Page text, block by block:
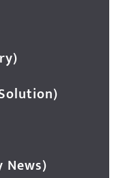
News)